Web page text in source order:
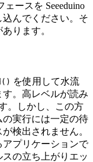
ースを Seeeduino
んでください。そ
ります。
を使用して水流
。高レベルが読み
。しかし、この方
実行には一定の待
検出されません。
プリケーションで
の立ち上がりエッ